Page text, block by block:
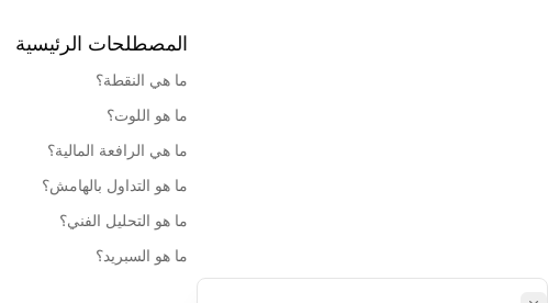
المصطلحات الرئيسية
ما هي النقطة؟
ما هو اللوت؟
ما هي الرافعة المالية؟
ما هو التداول بالهامش؟
ما هو التحليل الفني؟
ما هو السبريد؟